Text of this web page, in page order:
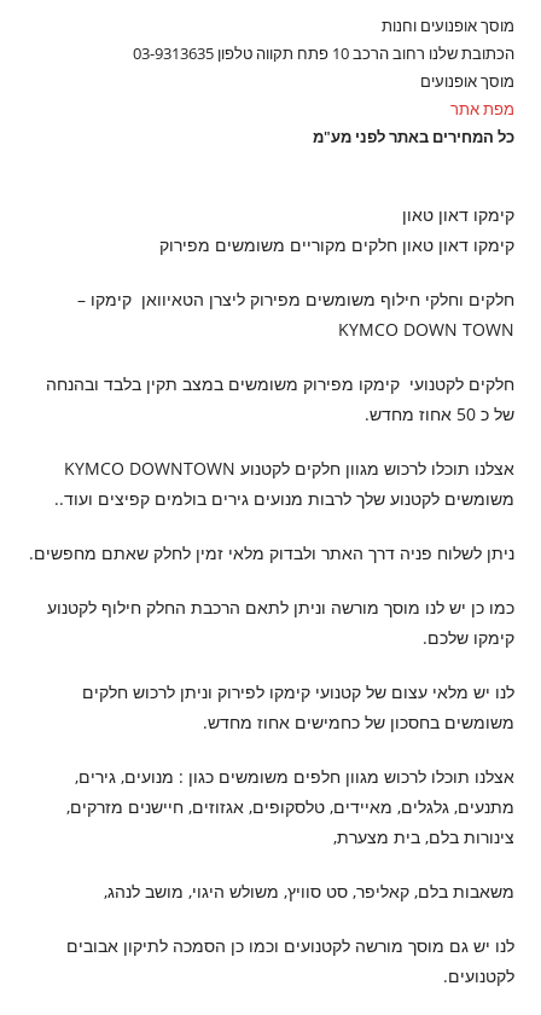
מוסך אופנועים וחנות
הכתובת שלנו רחוב הרכב 10 פתח תקווה טלפון 03-9313635
מוסך אופנועים
מפת אתר
כל המחירים באתר לפני מע"מ
קימקו דאון טאון
קימקו דאון טאון חלקים מקוריים משומשים מפירוק
חלקים וחלקי חילוף משומשים מפירוק ליצרן הטאיוואן קימקו –
KYMCO DOWN TOWN
חלקים לקטנועי קימקו מפירוק משומשים במצב תקין בלבד ובהנחה
של כ 50 אחוז מחדש.
אצלנו תוכלו לרכוש מגוון חלקים לקטנוע KYMCO DOWNTOWN
משומשים לקטנוע שלך לרבות מנועים גירים בולמים קפיצים ועוד..
ניתן לשלוח פניה דרך האתר ולבדוק מלאי זמין לחלק שאתם מחפשים.
כמו כן יש לנו מוסך מורשה וניתן לתאם הרכבת החלק חילוף לקטנוע
קימקו שלכם.
לנו יש מלאי עצום של קטנועי קימקו לפירוק וניתן לרכוש חלקים
משומשים בחסכון של כחמישים אחוז מחדש.
אצלנו תוכלו לרכוש מגוון חלפים משומשים כגון : מנועים, גירים,
מתנעים, גלגלים, מאיידים, טלסקופים, אגזוזים, חיישנים מזרקים,
צינורות בלם, בית מצערת,
משאבות בלם, קאליפר, סט סוויץ, משולש היגוי, מושב לנהג,
לנו יש גם מוסך מורשה לקטנועים וכמו כן הסמכה לתיקון אבובים
לקטנועים.